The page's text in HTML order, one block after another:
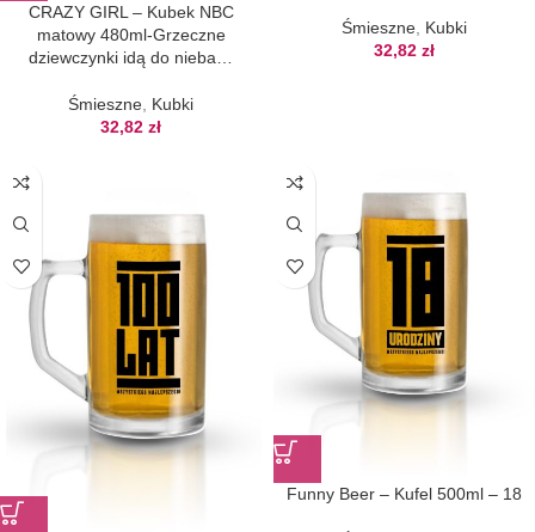
CRAZY GIRL – Kubek NBC
matowy 480ml-Grzeczne
dziewczynki idą do nieba…
Śmieszne Kubki
32,82 zł
Śmieszne Kubki
32,82 zł
Funny Beer – Kufel 500ml – 18